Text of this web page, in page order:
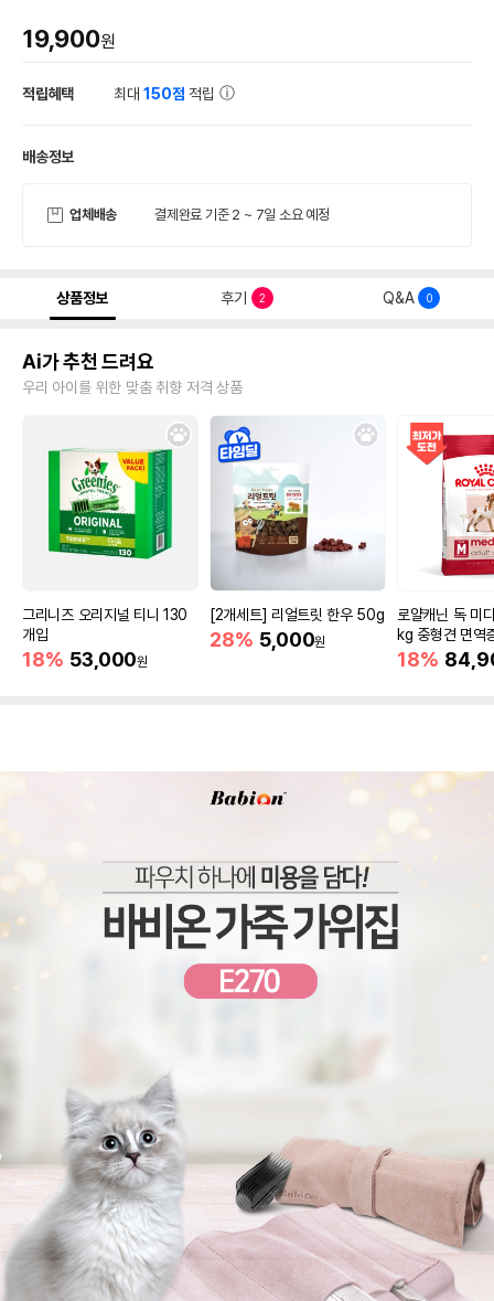
19,900원
적립혜택 최대150점 적립
배송정보
업체배송 결제완료 기준 2 ~ 7일 소요 예정
상품정보 후기 2 Q&A 0
Ai가 추천 드려요
우리 아이를 위한 맞춤 취향 저격 상품
그리니즈 오리지널 티니 130
개입
18% 53,000원
[2개세트] 리얼트릿 한우 50g
28% 5,000원
로얄캐닌 독 미
kg 중형견 면역
18%